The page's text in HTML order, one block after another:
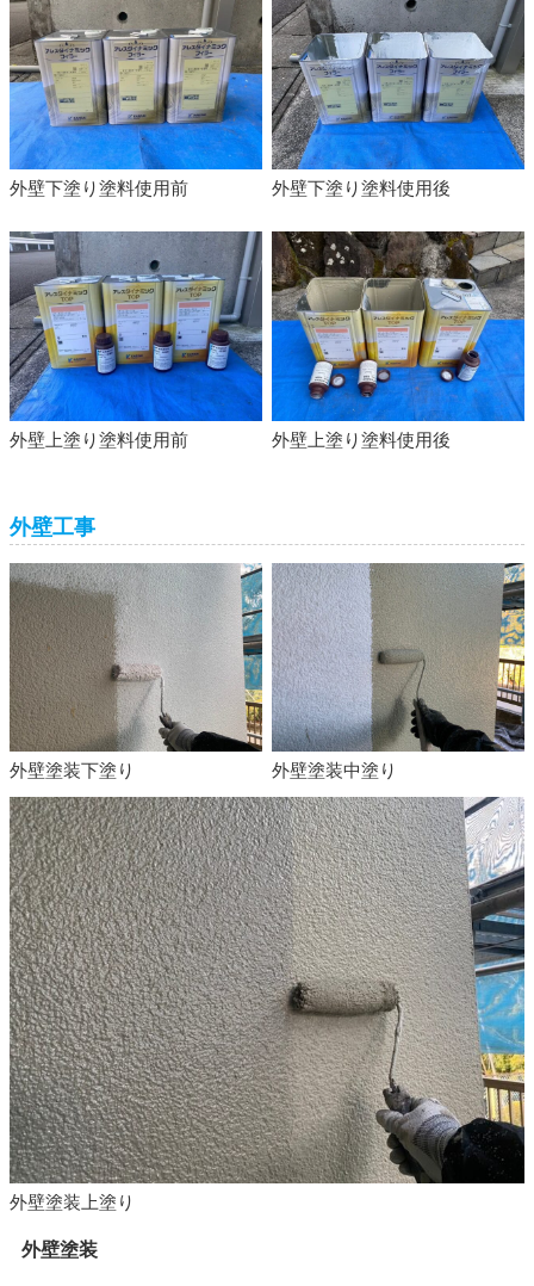
外壁下塗り塗料使用前 外壁下塗り塗料使用後
外壁上塗り塗料使用前 外壁上塗り塗料使用後
外壁工事
外壁塗装下塗り 外壁塗装中塗り
外壁塗装上塗り
外壁塗装